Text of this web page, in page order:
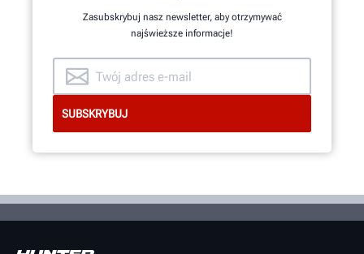
Zasubskrybuj nasz newsletter, aby otrzymywać
najświeższe informacje!